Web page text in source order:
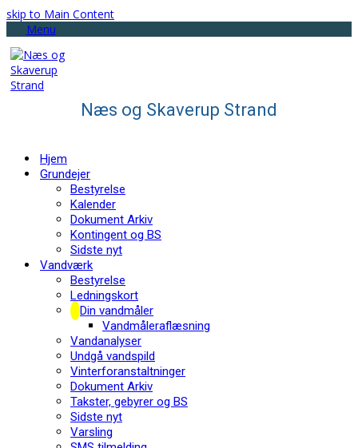
skip to Main Content
Menu
Næs og Skaverup Strand
Hjem
Grundejer
Bestyrelse
Kalender
Dokument Arkiv
Kontingent og BS
Sidste nyt
Vandværk
Bestyrelse
Ledningskort
Din vandmåler
Vandmåleraflæsning
Vandanalyser
Undgå vandspild
Vinterforanstaltninger
Dokument Arkiv
Takster, gebyrer og BS
Sidste nyt
Varsling